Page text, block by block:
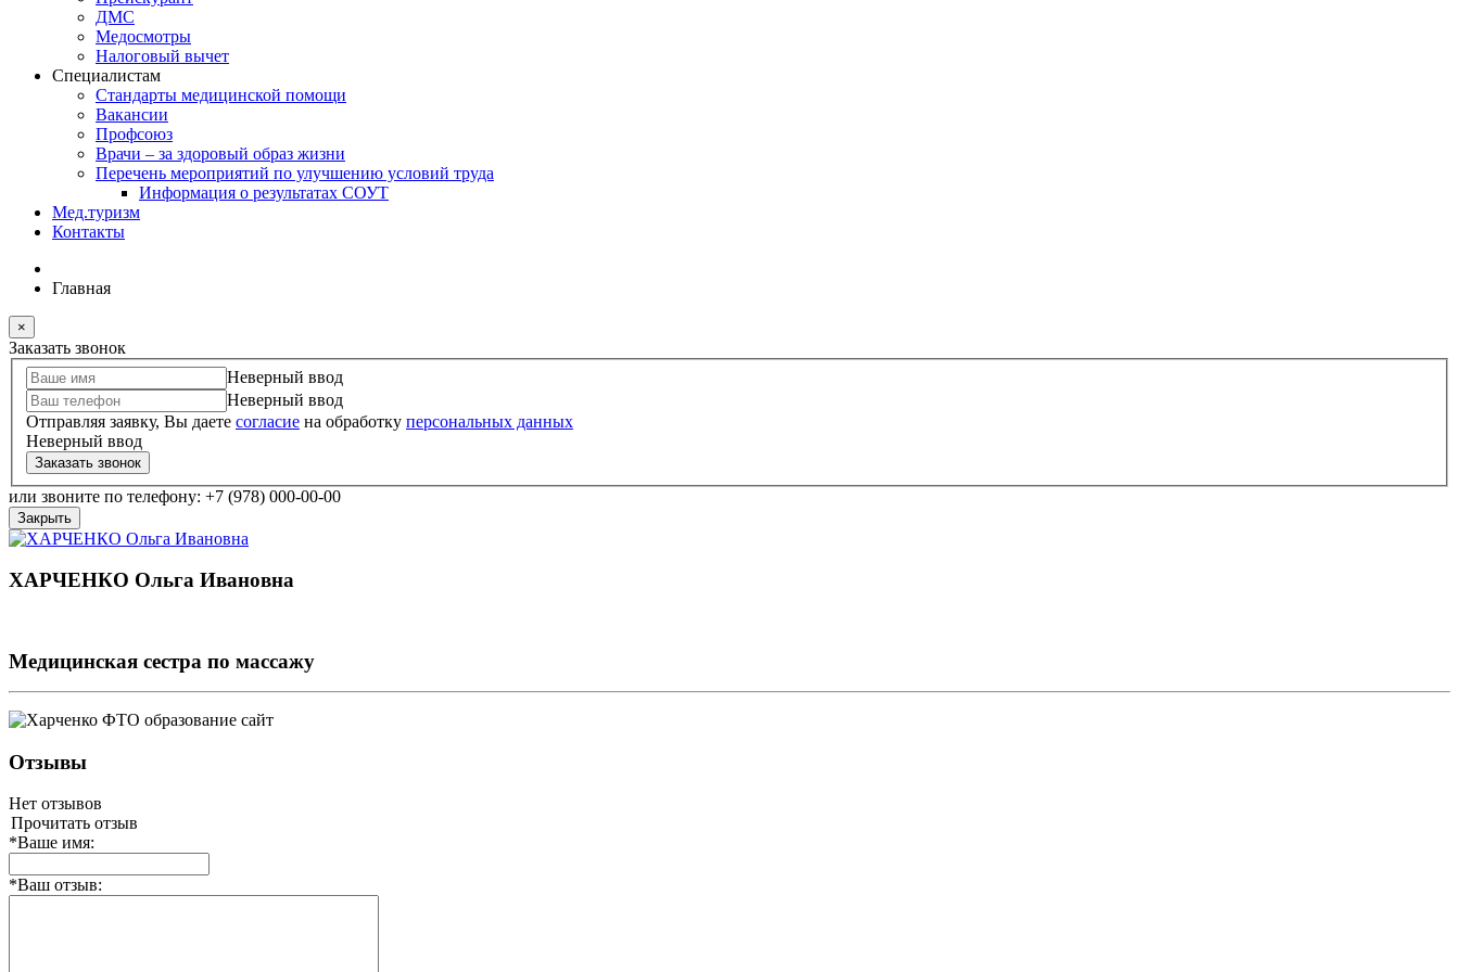
ДМС
Медосмотры
Налоговый вычет
Специалистам
Стандарты медицинской помощи
Вакансии
Профсоюз
Врачи – за здоровый образ жизни
Перечень мероприятий по улучшению условий труда
Информация о результатах СОУТ
Мед.туризм
Контакты
Главная
×
Заказать звонок
Неверный ввод
Неверный ввод
Отправляя заявку, Вы даете согласие на обработку персональных данных
Неверный ввод
Заказать звонок
или звоните по телефону: +7 (978) 000-00-00
Закрыть
ХАРЧЕНКО Ольга Ивановна
Медицинская сестра по массажу
Отзывы
Нет отзывов
Прочитать отзыв
*Ваше имя:
*Ваш отзыв: